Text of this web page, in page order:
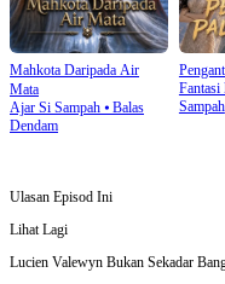
Mahkota Daripada Air
Mata
Ajar Si Sampah ⦁ Balas
Dendam
Fantasi
Sampah
Ulasan Episod Ini
Lihat Lagi
Lucien Valewyn Bukan Sekadar